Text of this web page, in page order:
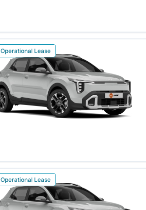
Operational Lease
Operational Lease